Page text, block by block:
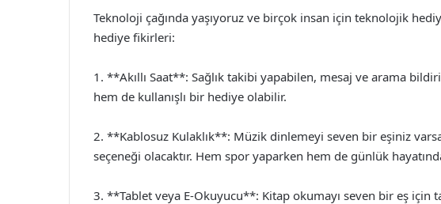
Teknoloji çağında yaşıyoruz ve birçok insan için teknolojik
hediye fikirleri:
1. **Akıllı Saat**: Sağlık takibi yapabilen, mesaj ve arama
hem de kullanışlı bir hediye olabilir.
2. **Kablosuz Kulaklık**: Müzik dinlemeyi seven bir eşiniz
seçeneği olacaktır. Hem spor yaparken hem de günlük
3. **Tablet veya E-Okuyucu**: Kitap okumayı seven bir eş için